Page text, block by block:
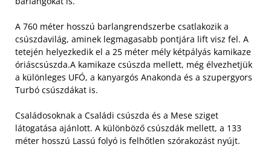
A 760 méter hosszú barlangrendszerbe csatlakozik a
csúszdavilág, aminek legmagasabb pontjára lift visz fel. A
tetején helyezkedik el a 25 méter mély kétpályás kamikaze
óriáscsúszda.A kamikaze csúszda mellett, még élvezhetjük
a különleges UFÓ, a kanyargós Anakonda és a szupergyors
Turbó csúszdákat is.
Családosoknak a Családi csúszda és a Mese sziget
látogatása ajánlott. A különböző csúszdák mellett, a 133
méter hosszú Lassú folyó is felhőtlen szórakozást nyújt.